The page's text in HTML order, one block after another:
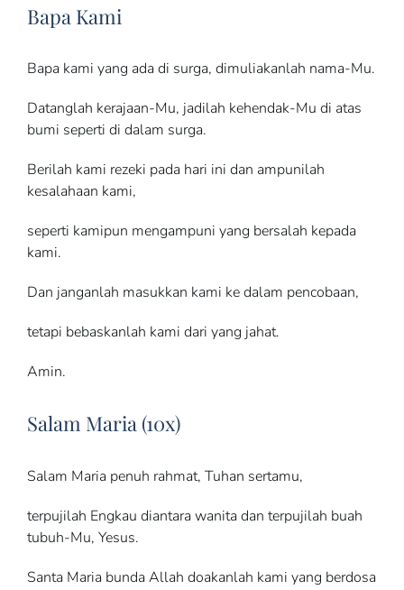
Bapa Kami
Bapa kami yang ada di surga, dimuliakanlah nama-Mu.
Datanglah kerajaan-Mu, jadilah kehendak-Mu di atas
bumi seperti di dalam surga.
Berilah kami rezeki pada hari ini dan ampunilah
kesalahaan kami,
seperti kamipun mengampuni yang bersalah kepada
kami.
Dan janganlah masukkan kami ke dalam pencobaan,
tetapi bebaskanlah kami dari yang jahat.
Amin.
Salam Maria (10x)
Salam Maria penuh rahmat, Tuhan sertamu,
terpujilah Engkau diantara wanita dan terpujilah buah
tubuh-Mu, Yesus.
Santa Maria bunda Allah doakanlah kami yang berdosa